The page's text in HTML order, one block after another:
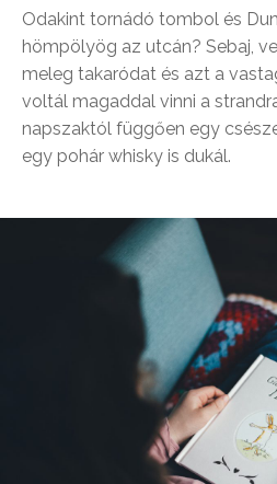
Odakint tornádó tombol és
hömpölyög az utcán? Sebaj,
meleg takaródat és azt a
voltál magaddal vinni a
napszaktól függően egy
egy pohár whisky is dukál.